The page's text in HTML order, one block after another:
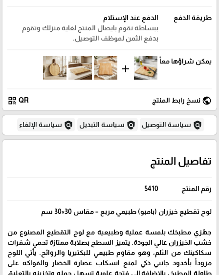
طريقة الدفع
الدفع عند الإستلام
ببساطة نقوم بايصال المنتج لغاية منزلك وتقوم
بدفع الثمن لموظف التوصيل.
يمكن شراؤها معاً
add
public نسخ رابط المنتج QR
qr_code
policy سياسة التوصيل policy سياسة التبديل policy سياسة الإلغاء
تفاصيل المنتج
رقم المنتج 5410
لوح تقطيع خيزران (بامبو) طبيعي مربع – مقاس 30×30 سم
جهّزي مطبخك بلمسة عملية وطبيعية مع لوح التقطيع المصنوع من
خشب الخيزران عالي الجودة. يتميز السطح بصلابة ممتازة تحمي شفرات
سكاكينك من الثلم، وهو مقاوم طبيعي للبكتيريا والروائح. يأتي اللوح
مزوداً بأخدود جانبي ذكي لمنع انسكاب عصارة الخضار والفواكه على
طاولة المطبخ، بالإضافة إلى فتحة علوية تسهل حمله وتخزينه بالتعليق